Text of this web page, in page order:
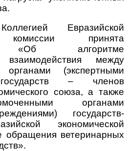
Евразийской
комиссии принята
«Об алгоритме
взаимодействия между
органами (экспертными
– членов
союза, а также
органами
государств-
экономической
обращения ветеринарных